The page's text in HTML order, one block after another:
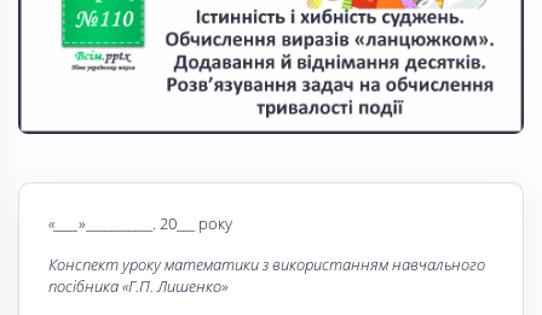
«____ »___________. 20___ року
Конспект уроку математики з використанням навчального
посібника «Г.П. Лишенко»